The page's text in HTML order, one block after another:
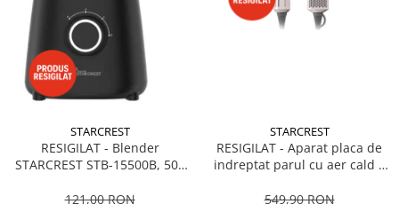
STARCREST
RESIGILAT - Blender
STARCREST STB-15500B, 500
Pulse, Negru
121,00 RON
STARCREST
RESIGILAT - Aparat placa de
indreptat parul cu aer cald 2
1300 W, Uscare si indreptare,
549,90 RON